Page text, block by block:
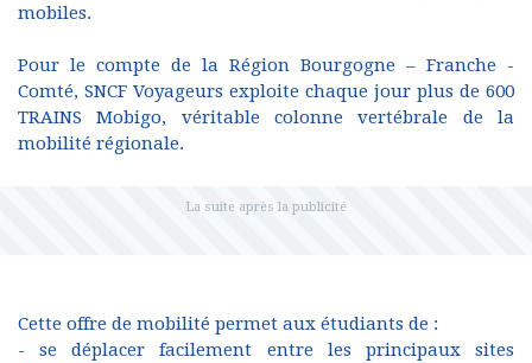
mobiles.
Pour le compte de la Région Bourgogne – Franche -
Comté, SNCF Voyageurs exploite chaque jour plus de 600
TRAINS Mobigo, véritable colonne vertébrale de la
mobilité régionale.
Cette offre de mobilité permet aux étudiants de :
- se déplacer facilement entre les principaux sites